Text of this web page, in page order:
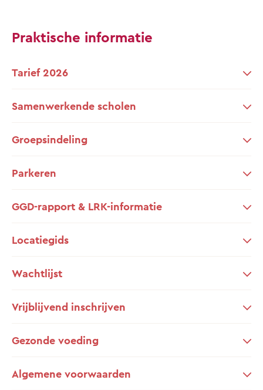
Praktische informatie
Tarief 2026
Samenwerkende scholen
Groepsindeling
Parkeren
GGD-rapport & LRK-informatie
Locatiegids
Wachtlijst
Vrijblijvend inschrijven
Gezonde voeding
Algemene voorwaarden